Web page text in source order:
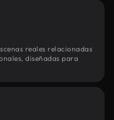
reales relacionadas
diseñadas para